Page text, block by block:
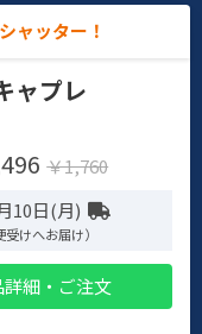
ャッター！
ャプレ
￥1,760
10日(月)
けへお届け）
詳細・ご注文